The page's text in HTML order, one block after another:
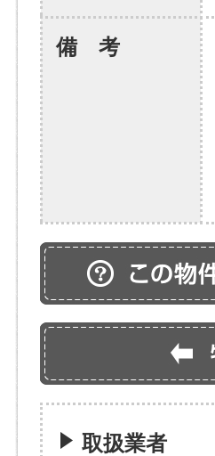
備 考
取扱業者